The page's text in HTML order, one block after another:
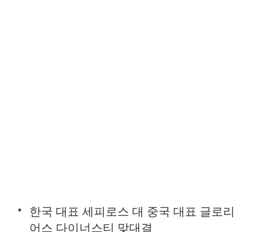
한국 대표 세피로스 대 중국 대표 글로리
어스 다이너스티 맞대결